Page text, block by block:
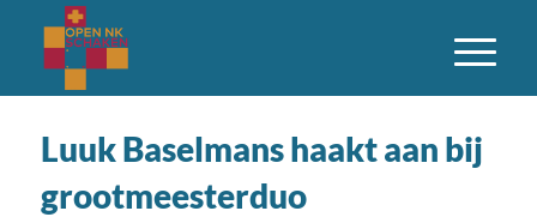
Luuk Baselmans haakt aan bij
grootmeesterduo